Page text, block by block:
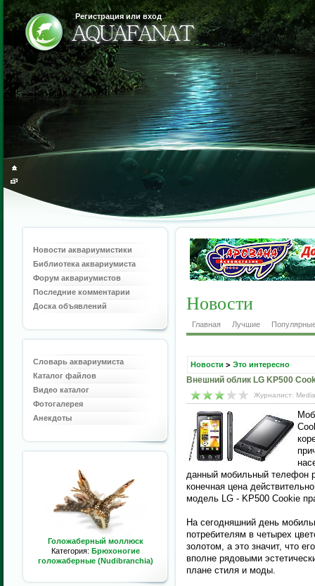
Регистрация или вход
Новости аквариумистики
Библиотека аквариумиста
Форум аквариумистов
Последние комментарии
Доска объявлений
Словарь аквариумиста
Каталог файлов
Видео каталог
Фотогалерея
Анекдоты
Голожаберный моллюск
Категория: Брюхоногие
голожаберные (Nudibranchia)
Новости
Главная Лучшие
Новости > Это интересно
Внешний облик LG KP500
Журналист:
данный мобильный телефон
конечная цена
модель LG - KP500 Cookie
На сегодняшний день
потребителям в четырех
золотом, а это значит, что
вполне рядовыми
плане стиля и моды.